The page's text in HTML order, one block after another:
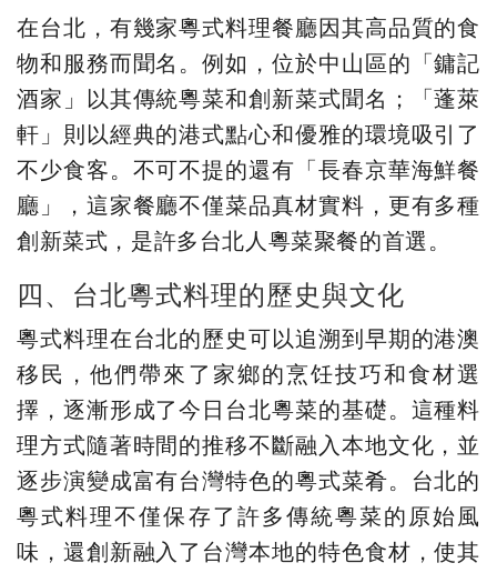
在台北，有幾家粵式料理餐廳因其高品質的食
物和服務而聞名。例如，位於中山區的「鏞記
酒家」以其傳統粵菜和創新菜式聞名；「蓬萊
軒」則以經典的港式點心和優雅的環境吸引了
不少食客。不可不提的還有「長春京華海鮮餐
廳」，這家餐廳不僅菜品真材實料，更有多種
創新菜式，是許多台北人粵菜聚餐的首選。
四、台北粵式料理的歷史與文化
粵式料理在台北的歷史可以追溯到早期的港澳
移民，他們帶來了家鄉的烹饪技巧和食材選
擇，逐漸形成了今日台北粵菜的基礎。這種料
理方式隨著時間的推移不斷融入本地文化，並
逐步演變成富有台灣特色的粵式菜肴。台北的
粵式料理不僅保存了許多傳統粵菜的原始風
味，還創新融入了台灣本地的特色食材，使其